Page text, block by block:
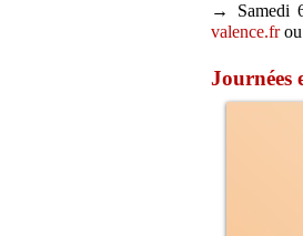
→ Samedi
valence.fr
Journées